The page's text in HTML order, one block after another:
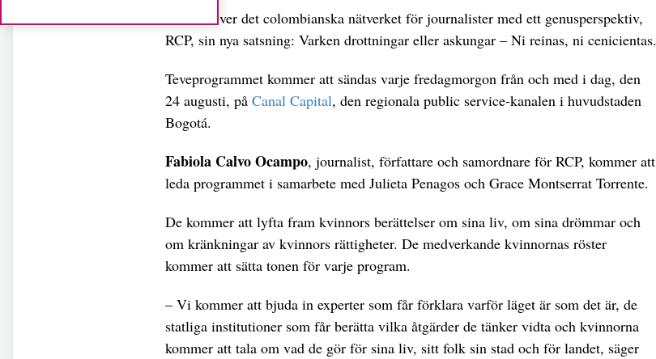
Så beskriver det colombianska nätverket för journalister med ett genusperspektiv,
RCP, sin nya satsning: Varken drottningar eller askungar – Ni reinas, ni cenicientas.
Teveprogrammet kommer att sändas varje fredagmorgon från och med i dag, den
24 augusti, på Canal Capital, den regionala public service-kanalen i huvudstaden
Bogotá.
Fabiola Calvo Ocampo, journalist, författare och samordnare för RCP, kommer att
leda programmet i samarbete med Julieta Penagos och Grace Montserrat Torrente.
De kommer att lyfta fram kvinnors berättelser om sina liv, om sina drömmar och
om kränkningar av kvinnors rättigheter. De medverkande kvinnornas röster
kommer att sätta tonen för varje program.
– Vi kommer att bjuda in experter som får förklara varför läget är som det är, de
statliga institutioner som får berätta vilka åtgärder de tänker vidta och kvinnorna
kommer att tala om vad de gör för sina liv, sitt folk sin stad och för landet, säger